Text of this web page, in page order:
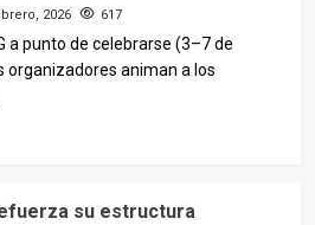
2026 617
a punto de celebrarse (3–7 de
organizadores animan a los
su estructura